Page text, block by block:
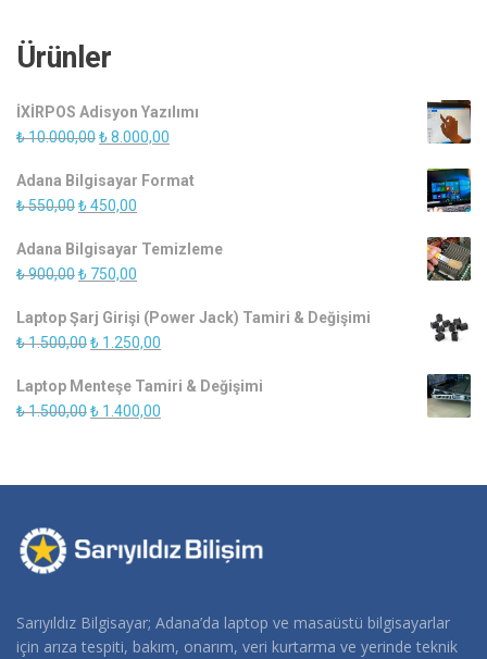
Ürünler
İXİRPOS Adisyon Yazılımı
₺10.000,00Orijinal
₺ 10.000,00.
₺8.000,00
fiyat:
Adana Bilgisayar Format
₺550,00Orijinal
₺ 550,00.
₺450,00
fiyat:
₺ 450,00.
Adana Bilgisayar Temizleme
₺900,00Orijinal
₺ 900,00.
₺ 750,00
fiyat:
₺ 750,00.
Laptop Şarj Girişi (Power Jack) Tamiri & Değişimi
₺1.500,00Orijinal
₺ 1.500,00.
₺ 1.250,00
fiyat:
₺ 1.250,00.
Laptop Menteşe Tamiri & Değişimi
₺1.500,00Orijinal
₺ 1.400,00
₺ 1.400,00.
Sarıyıldız Bilgisayar; Adana’da laptop ve masaüstü bilgisayarlar
için arıza tespiti, bakım, onarım, veri kurtarma ve yerinde teknik